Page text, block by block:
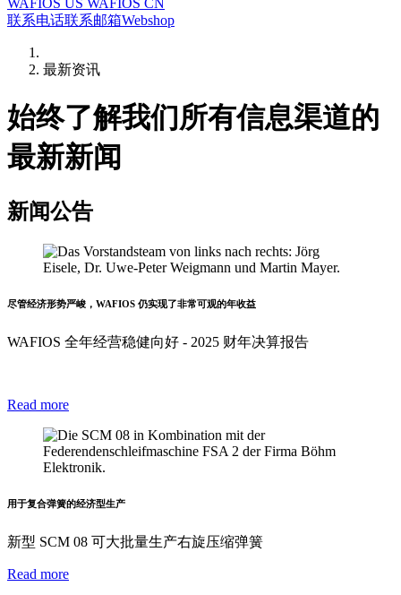
WAFIOS US WAFIOS CN
联系电话联系邮箱Webshop
最新资讯
始终了解我们所有信息渠道的
最新新闻
新闻公告
尽管经济形势严峻，WAFIOS 仍实现了非常可观的年收益
WAFIOS 全年经营稳健向好 - 2025 财年决算报告
Read more
用于复合弹簧的经济型生产
新型 SCM 08 可大批量生产右旋压缩弹簧
Read more